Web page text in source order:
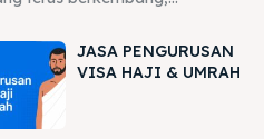
JASA PENGURUSAN
VISA HAJI & UMRAH